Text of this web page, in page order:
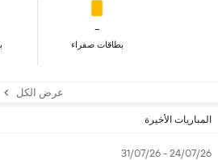
-
بطاقات صفراء
عرض الكل
المباريات الأخيرة
24/07/26 - 31/07/26